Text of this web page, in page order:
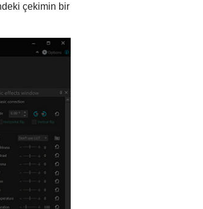
çekimin bir